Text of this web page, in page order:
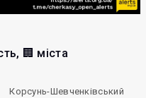
🏢 міста
Корсунь-Шевченківський